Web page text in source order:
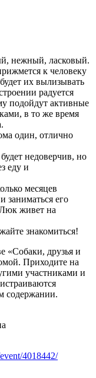
нежный, ласковый.
к человеку
их вылизывать
радуется
подойдут активные
в то же время
один, отлично
недоверчив, но
еду и
месяцев
заниматься его
живет на
знакомиться!
«Собаки, друзья и
Приходите на
участниками и
содержании.
4018442/